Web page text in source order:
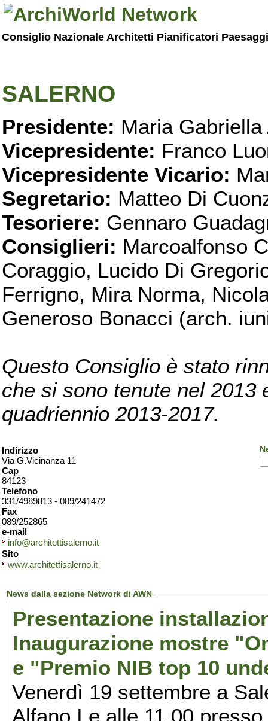
Consiglio Nazionale Architetti Pianificatori
SALERNO
Presidente: Maria Gabriella
Vicepresidente: Franco
Vicepresidente Vicario:
Segretario: Matteo Di
Tesoriere: Gennaro
Consiglieri: Marcoalfonso
Coraggio, Lucido Di
Ferrigno, Mira Norma,
Generoso Bonacci (arch.
Questo Consiglio è stato
che si sono tenute nel 2013
quadriennio 2013-2017.
Indirizzo
Via G.Vicinanza 11
Cap
84123
Telefono
331/4989813 - 089/241472
Fax
089/252865
e-mail
info@architettisalerno.it
Sito
www.architettisalerno.it
News dalla sezione Network di AWN
Presentazione
Inaugurazione mostre
e "Premio NIB top 10
Venerdì 19 settembre a
Alfano I e alle 11.00